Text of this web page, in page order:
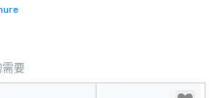
要